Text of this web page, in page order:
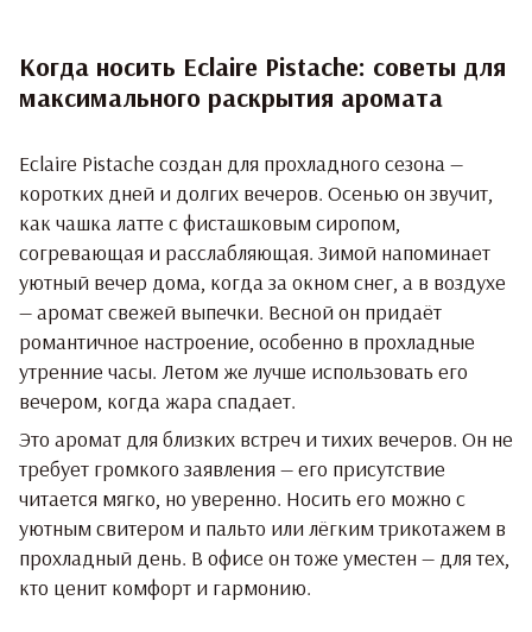
Когда носить Eclaire Pistache: советы для
максимального раскрытия аромата
Eclaire Pistache создан для прохладного сезона —
коротких дней и долгих вечеров. Осенью он звучит,
как чашка латте с фисташковым сиропом,
согревающая и расслабляющая. Зимой напоминает
уютный вечер дома, когда за окном снег, а в воздухе
— аромат свежей выпечки. Весной он придаёт
романтичное настроение, особенно в прохладные
утренние часы. Летом же лучше использовать его
вечером, когда жара спадает.
Это аромат для близких встреч и тихих вечеров. Он не
требует громкого заявления — его присутствие
читается мягко, но уверенно. Носить его можно с
уютным свитером и пальто или лёгким трикотажем в
прохладный день. В офисе он тоже уместен — для тех,
кто ценит комфорт и гармонию.